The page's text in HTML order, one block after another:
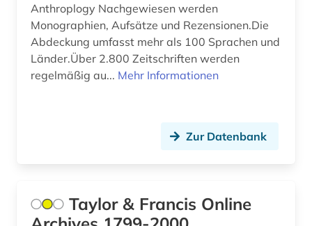
technik (6)
telekommunikation (1)
umwelt (2)
unternehmen (10)
Anthroplogy Nachgewiesen werden
Monographien, Aufsätze und Rezensionen.Die
Abdeckung umfasst mehr als 100 Sprachen und
Länder.Über 2.800 Zeitschriften werden
regelmäßig au... Mehr Informationen
Zur Datenbank
Taylor & Francis Online